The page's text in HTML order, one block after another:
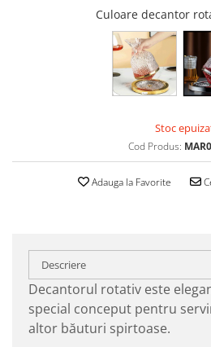
Culoare decantor
Stoc
Cod Produs:
Adauga la Favorite
Descriere
Decantorul rotativ este
special conceput pentru
altor băuturi spirtoase.